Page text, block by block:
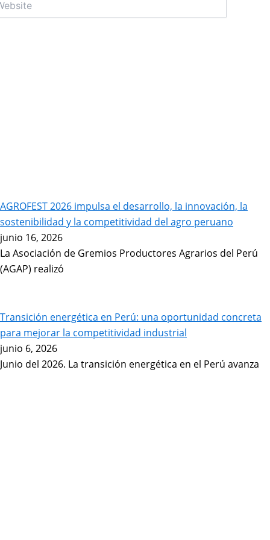
AGROFEST 2026 impulsa el desarrollo, la innovación, la
sostenibilidad y la competitividad del agro peruano
junio 16, 2026
La Asociación de Gremios Productores Agrarios del Perú
(AGAP) realizó
Transición energética en Perú: una oportunidad concreta
para mejorar la competitividad industrial
junio 6, 2026
Junio del 2026. La transición energética en el Perú avanza